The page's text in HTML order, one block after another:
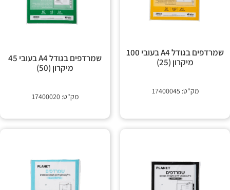
שמרדפים בגודל A4 בעובי 100
מיקרון (25)
מק"ט: 17400045
שמרדפים בגודל A4 בעובי 45
מיקרון (50)
מק"ט: 17400020